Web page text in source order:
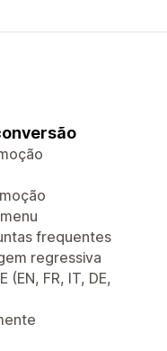
frequentes
regressiva
(EN, FR, IT, DE,